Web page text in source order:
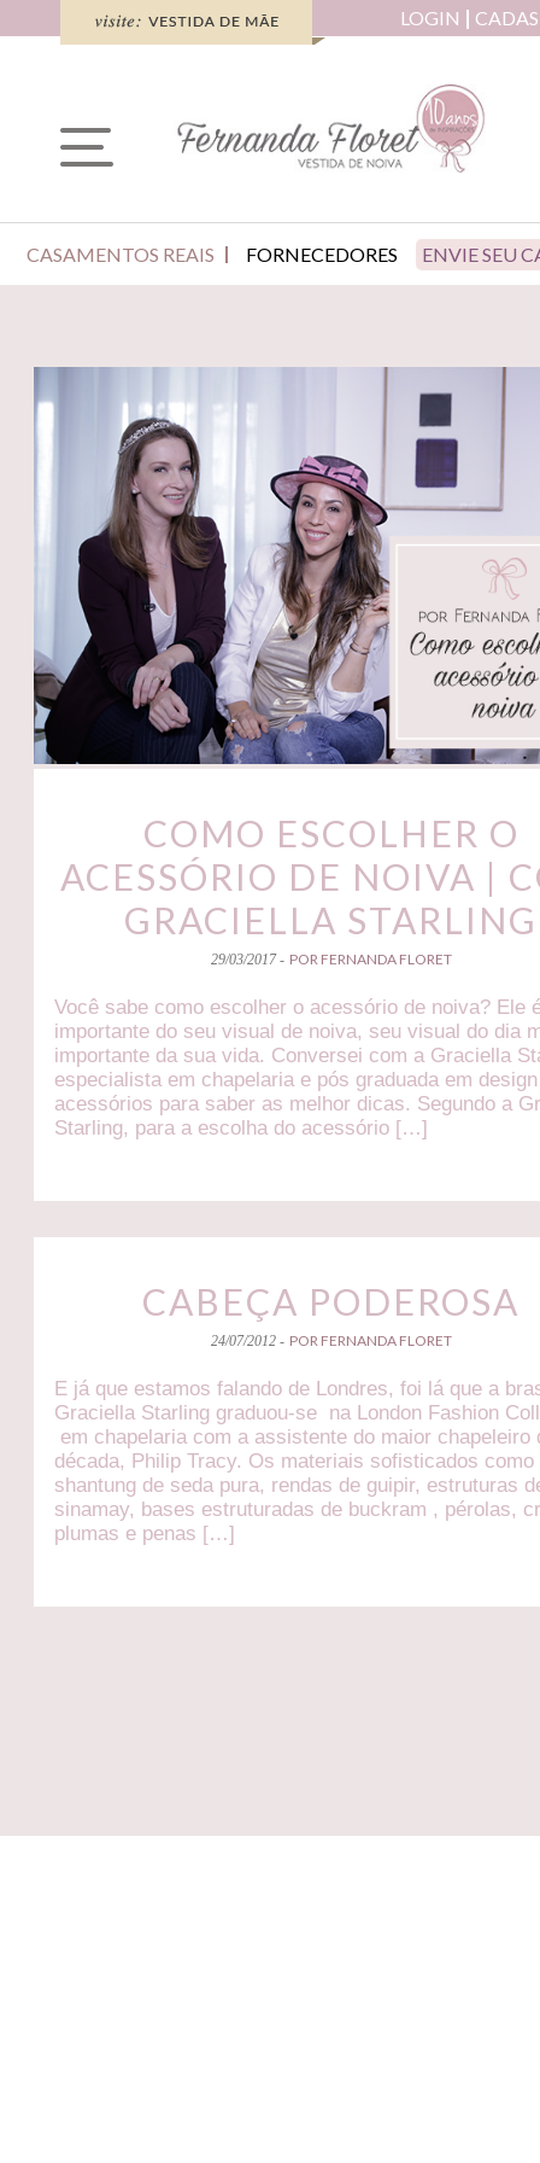
LOGIN
CASAMENTOS REAIS FORNECEDORES ENVIE SEU
COMO ESCOLHER O
ACESSÓRIO DE NOIVA |
GRACIELLA STARLING
29/03/2017 - POR FERNANDA FLORET
Você sabe como escolher o acessório de noiva? Ele
importante do seu visual de noiva, seu visual do dia
importante da sua vida. Conversei com a Graciella
especialista em chapelaria e pós graduada em
acessórios para saber as melhor dicas. Segundo a
Starling, para a escolha do acessório […]
CABEÇA PODEROSA
24/07/2012 - POR FERNANDA FLORET
E já que estamos falando de Londres, foi lá que a
Graciella Starling graduou-se na London Fashion
em chapelaria com a assistente do maior chapeleiro
década, Philip Tracy. Os materiais sofisticados como
shantung de seda pura, rendas de guipir, estruturas
sinamay, bases estruturadas de buckram , pérolas,
plumas e penas […]